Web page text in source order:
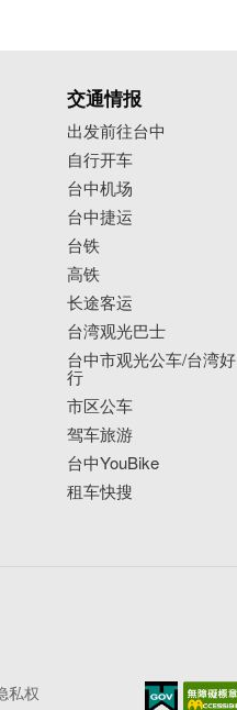
建筑，以
品贩售。
交通情报
出发前往台中
自行开车
台中机场
台中捷运
台铁
高铁
长途客运
台湾观光巴士
台中市观光公车/台湾好
行
市区公车
驾车旅游
台中YouBike
租车快搜
私权